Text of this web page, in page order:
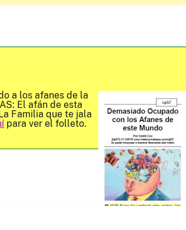
a los afanes de la
El afán de esta
Familia que te jala
para ver el folleto.